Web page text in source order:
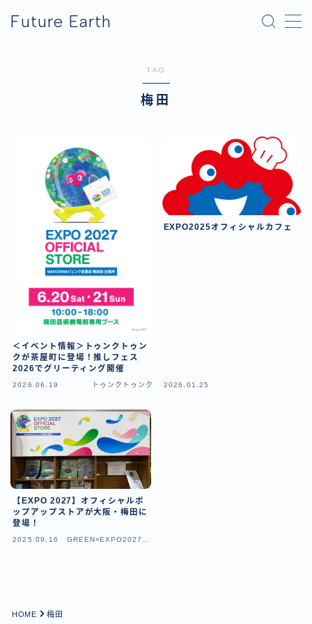
Future Earth
TAG
梅田
＜イベント情報＞トゥンクトゥン
クが茶屋町に登場！推しフェス
2026でグリーティング開催
2026.06.19 トゥンクトゥンク
EXPO2025オフィシャルカフェ
2026.01.25
【EXPO 2027】オフィシャルポ
ップアップストアが大阪・梅田に
登場！
2025.09.16
GREEN×EXPO2027（
HOME 梅田